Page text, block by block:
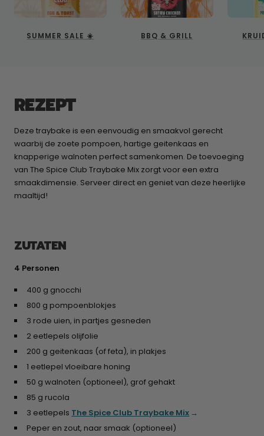
SUMMER SALE ☀️ BBQ & GRILL
REZEPT
Deze traybake is een eenvoudig en smaakvol gerecht
waarbij de zoete pompoen, hartige geitenkaas en
knapperige walnoten perfect samenkomen. De toevoeging
van The Spice Club Traybake Mix zorgt voor een extra
smaakdimensie. Serveer direct en geniet van deze heerlijke
maaltijd!
ZUTATEN
4 Personen
400 g gnocchi​
800 g pompoenblokjes​
3 rode uien, in partjes gesneden
2 eetlepels olijfolie​
200 g geitenkaas (of feta), in plakjes​
1 eetlepel vloeibare honing​
50 g walnoten (optioneel), grof gehakt​
85 g rucola​
3 eetlepels The Spice Club Traybake Mix
Peper en zout, naar smaak (optioneel)